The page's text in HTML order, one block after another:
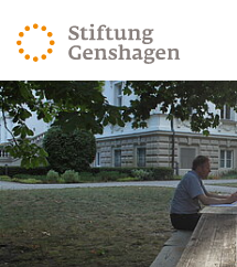
ZUM HAUPTINHALT
ZUR SUCHE SPRINGEN